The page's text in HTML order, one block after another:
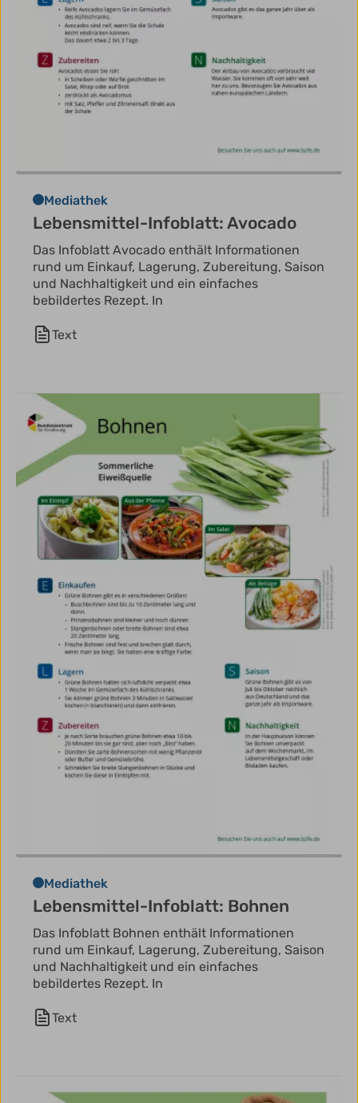
Mediathek
Lebensmittel-Infoblatt: Avocado
Das Infoblatt Avocado enthält Informationen
rund um Einkauf, Lagerung, Zubereitung, Saison
und Nachhaltigkeit und ein einfaches
bebildertes Rezept. In
Text
Mediathek
Lebensmittel-Infoblatt: Bohnen
Das Infoblatt Bohnen enthält Informationen
rund um Einkauf, Lagerung, Zubereitung, Saison
und Nachhaltigkeit und ein einfaches
bebildertes Rezept. In
Text